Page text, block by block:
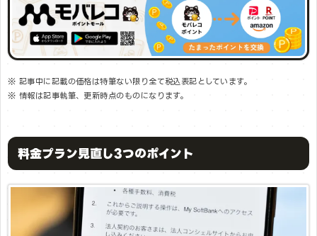
※ 記事中に記載の価格は特筆ない限り全て税込表記としています。
※ 情報は記事執筆、更新時点のものになります。
料金プラン見直し3つのポイント